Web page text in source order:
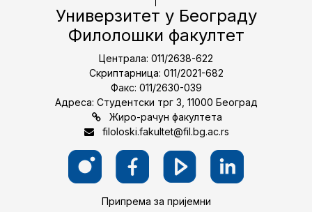
Универзитет у Београду
Филолошки факултет
Централа: 011/2638-622
Скриптарница: 011/2021-682
Факс: 011/2630-039
Адреса: Студентски трг 3, 11000 Београд
Жиро-рачун факултета
filoloski.fakultet@fil.bg.ac.rs
Припрема за пријемни